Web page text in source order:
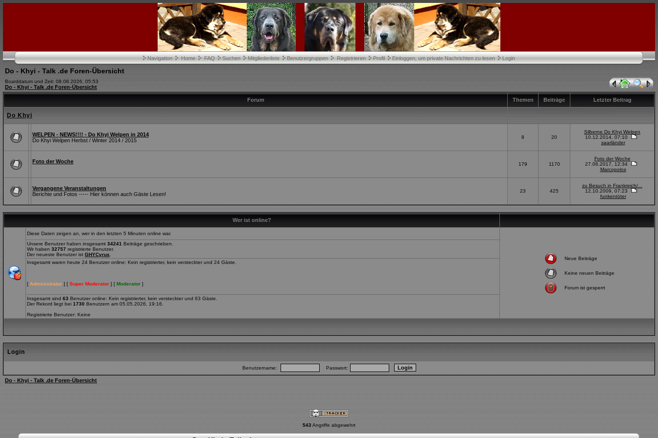
Navigation Home FAQ Suchen Mitgliederliste Benutzergruppen Registrieren Profil Einloggen, um private Nachrichten zu lesen Login
Do - Khyi - Talk .de Foren-Übersicht
Boarddatum und Zeit: 08.08.2026, 05:53
Do - Khyi - Talk .de Foren-Übersicht
Forum Themen Beiträge Letzter Beitrag
Do Khyi
WELPEN - NEWS!!!! - Do Khyi Welpen in 2014
Do Khyi Welpen Herbst / Winter 2014 / 2015
8 20
Silberne Do Khyi Welpen
10.12.2014, 07:10
saarländer
Foto der Woche 179 1170
Foto der Woche
27.06.2017, 12:34
Marcopolos
Vergangene Veranstaltungen
Berichte und Fotos ----- Hier können auch Gäste Lesen!
23 425
zu Besuch in Frankreich/...
12.10.2009, 07:23
funkentöter
Wer ist online?
Diese Daten zeigen an, wer in den letzten 5 Minuten online war.
Neue Beiträge
Keine neuen Beiträge
Forum ist gesperrt
Unsere Benutzer haben insgesamt 34241 Beiträge geschrieben.
Wir haben 32757 registrierte Benutzer.
Der neueste Benutzer ist GHYCyrus
Insgesamt waren heute 24 Benutzer online: Kein registrierter, kein versteckter und 24 Gäste.
[ Administrator ] [ Super Moderator ] [ Moderator ]
Insgesamt sind 63 Benutzer online: Kein registrierter, kein versteckter und 63 Gäste.
Der Rekord liegt bei 1730 Benutzern am 05.05.2026, 19:16.
Registrierte Benutzer: Keine
Login
Benutzername: Passwort:
Do - Khyi - Talk .de Foren-Übersicht
543 Angriffe abgewehrt